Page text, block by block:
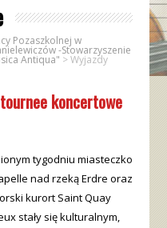
Pozaszkolnej w
-Stowarzyszenie
Antiqua" >Wyjazdy
koncertowe
tygodniu miasteczko
nad rzeką Erdre oraz
kurort Saint Quay
stały się kulturalnym,